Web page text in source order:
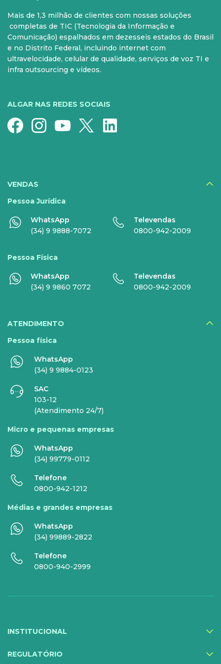
PARA SUA CASA
Internet Fibra
Fixo
Super Wi-Fi
CELULAR
Controle e Pós
Aparelhos
DIGITAIS
Disney+
Nomo Music
Sky+
HBO Max
Veja todos serviços
EMPRESAS
INTERNET
Internet Fibra
Comunicação de Dados
Super Wi-Fi
Internet Essence
SERVIÇOS
DIGITAIS
Compartilhe Energia
Exa Segurança
MediQuo Empresas
Mais de 1,3 milhão de clientes com nossas soluções
completas de TIC (Tecnologia da Informação e
Comunicação) espalhados em dezesseis estados do Brasil
e no Distrito Federal, incluindo internet com
ultravelocidade, celular de qualidade, serviços de voz TI e
infra outsourcing e vídeos.
ALGAR NAS REDES SOCIAIS
VENDAS
Pessoa Jurídica
WhatsApp
(34) 9 9888-7072
Televendas
0800-942-2009
Pessoa Física
WhatsApp
(34) 9 9860 7072
Televendas
0800-942-2009
ATENDIMENTO
Pessoa física
WhatsApp
(34) 9 9884-0123
SAC
103-12
(Atendimento 24/7)
Micro e pequenas empresas
WhatsApp
(34) 99779-0112
Telefone
0800-942-1212
Médias e grandes empresas
WhatsApp
(34) 99889-2822
Telefone
0800-940-2999
INSTITUCIONAL
REGULATÓRIO